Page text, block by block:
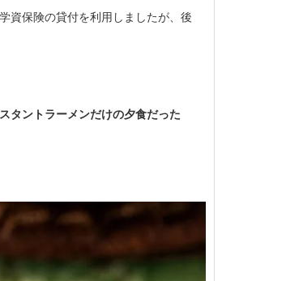
資保険の貸付を利用しましたが、後
タントラーメンだけの夕食だった